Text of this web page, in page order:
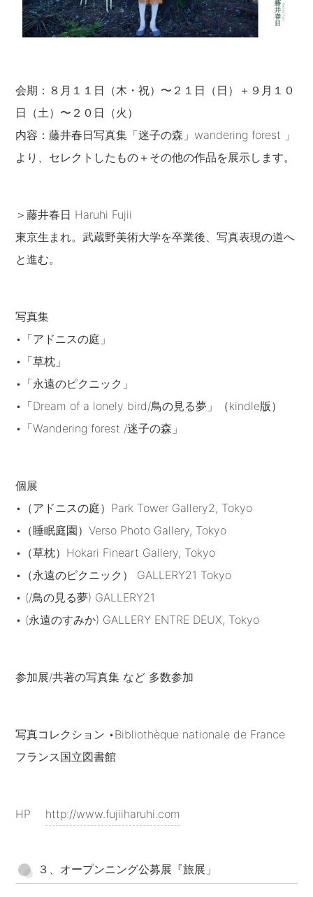
会期：８月１１日（木・祝）〜２１日（日）＋９月１０
日（土）〜２０日（火）
内容：藤井春日写真集「迷子の森」wandering forest 」
より、セレクトしたもの＋その他の作品を展示します。
＞藤井春日 Haruhi Fujii
東京生まれ。武蔵野美術大学を卒業後、写真表現の道へ
と進む。
写真集
•「アドニスの庭」
•「草枕」
•「永遠のピクニック」
•「Dream of a lonely bird/鳥の見る夢」（kindle版）
•「Wandering forest /迷子の森」
個展
•（アドニスの庭）Park Tower Gallery2, Tokyo
•（睡眠庭園）Verso Photo Gallery, Tokyo
•（草枕）Hokari Fineart Gallery, Tokyo
•（永遠のピクニック） GALLERY21 Tokyo
• (/鳥の見る夢) GALLERY21
• (永遠のすみか) GALLERY ENTRE DEUX, Tokyo
参加展/共著の写真集 など 多数参加
写真コレクション •Bibliothèque nationale de France
フランス国立図書館
HP http://www.fujiiharuhi.com
３、オープンニング公募展『旅展」